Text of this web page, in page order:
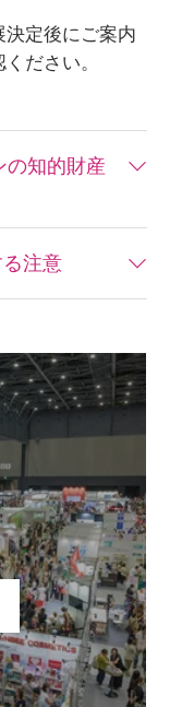
定後にご案内
ださい。
の知的財産
注意